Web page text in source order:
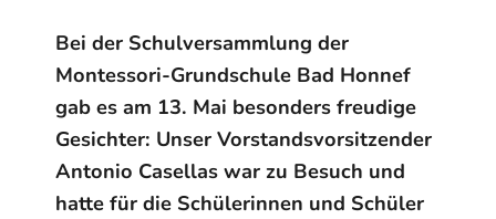
Bei der Schulversammlung der
Montessori-Grundschule Bad Honnef
gab es am 13. Mai besonders freudige
Gesichter: Unser Vorstandsvorsitzender
Antonio Casellas war zu Besuch und
hatte für die Schülerinnen und Schüler